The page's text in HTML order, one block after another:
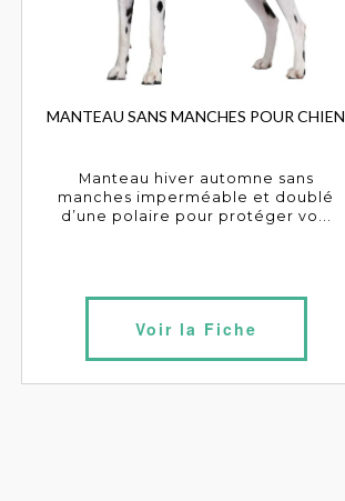
MANTEAU SANS MANCHES POUR CHIEN
Manteau hiver automne sans
manches imperméable et doublé
d’une polaire pour protéger vo...
Voir la Fiche